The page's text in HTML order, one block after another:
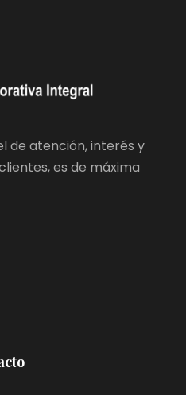
de atención, interés y
es de máxima